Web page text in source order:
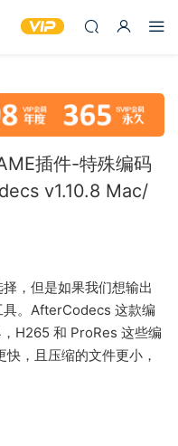
插件-特殊编码
v1.10.8 Mac/
，但是如果我们想输出
具。AfterCodecs 这款编
H265 和 ProRes 这些编
，且压缩的文件更小，